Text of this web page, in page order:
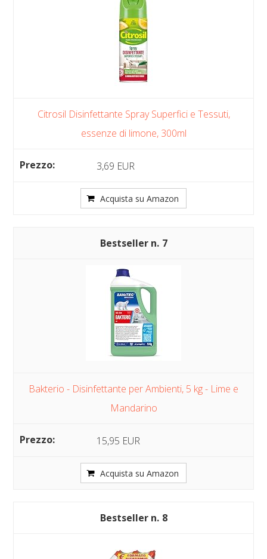
Citrosil Disinfettante Spray Superfici e Tessuti,
essenze di limone, 300ml
3,69 EUR
Acquista su Amazon
7
Bakterio - Disinfettante per Ambienti, 5 kg - Lime e
Mandarino
15,95 EUR
Acquista su Amazon
8